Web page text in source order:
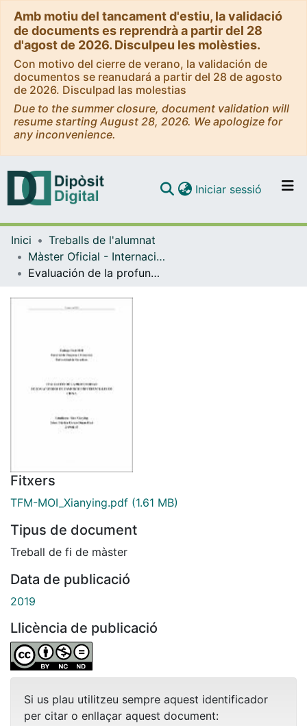
Amb motiu del tancament d'estiu, la validació
de documents es reprendrà a partir del 28
d'agost de 2026. Disculpeu les molèsties.
Con motivo del cierre de verano, la validación de
documentos se reanudará a partir del 28 de agosto
de 2026. Disculpad las molestias
Due to the summer closure, document validation will
resume starting August 28, 2026. We apologize for
any inconvenience.
Navega per tot el DD
Iniciar sessió (current)
Inici
Treballs de l'alumnat
Màster Oficial - Internacionalització: Aspectes Econòmics, Empresarials i Juridicopolítics
Evaluación de la profundidad de los acuerdos de comercio preferenciales de China
Fitxers
TFM-MOI_Xianying.pdf (1.61 MB)
Tipus de document
Treball de fi de màster
Data de publicació
2019
Llicència de publicació
Si us plau utilitzeu sempre aquest identificador
per citar o enllaçar aquest document: